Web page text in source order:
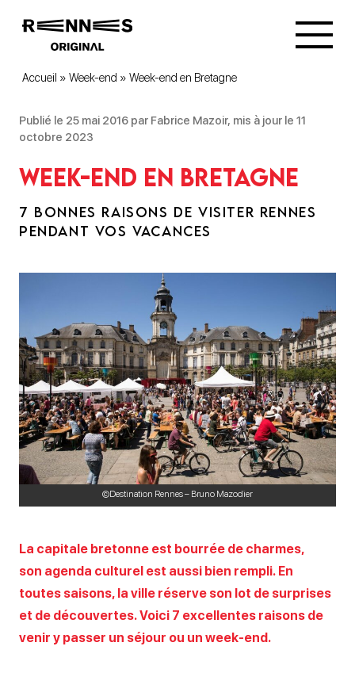
Accueil » Week-end » Week-end en Bretagne
Publié le 25 mai 2016 par Fabrice Mazoir, mis à jour le 11
octobre 2023
Week-end en Bretagne
7 BONNES RAISONS DE VISITER RENNES
PENDANT VOS VACANCES
©Destination Rennes – Bruno Mazodier
La capitale bretonne est bourrée de charmes,
son agenda culturel est aussi bien rempli. En
toutes saisons, la ville réserve son lot de surprises
et de découvertes. Voici 7 excellentes raisons de
venir y passer un séjour ou un week-end.